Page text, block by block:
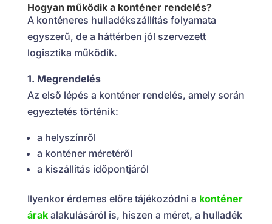
Hogyan működik a konténer rendelés?
A konténeres hulladékszállítás folyamata
egyszerű, de a háttérben jól szervezett
logisztika működik.
1. Megrendelés
Az első lépés a konténer rendelés, amely során
egyeztetés történik:
a helyszínről
a konténer méretéről
a kiszállítás időpontjáról
Ilyenkor érdemes előre tájékozódni a konténer
árakalakulásáról is, hiszen a méret, a hulladék